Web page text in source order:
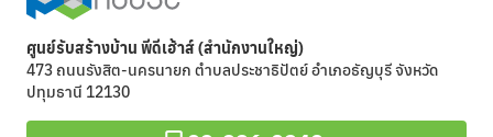
ศูนย์รับสร้างบ้าน พีดีเฮ้าส์ (สำนักงานใหญ่)
473 ถนนรังสิต-นครนายก ตำบลประชาธิปัตย์ อำเภอธัญบุรี จังหวัด
ปทุมธานี 12130